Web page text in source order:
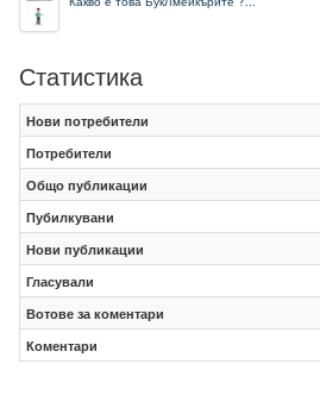
Статистика
Нови потребители
Потребители
Общо публикации
Пубилкувани
Нови публикации
Гласували
Вотове за коментари
Коментари